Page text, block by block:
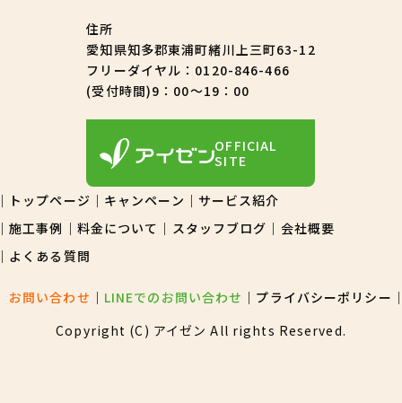
住所
愛知県知多郡東浦町緒川上三町63-12
フリーダイヤル： 0120-846-466
(受付時間)9：00～19：00
OFFICIAL
SITE
トップページ キャンペーン
サービス紹介
施工事例
料金について スタッフブログ
会社概要
よくある質問
お問い合わせ LINEでのお問い合わせ
プライバシーポリシー
Copyright (C) アイゼン All rights Reserved.